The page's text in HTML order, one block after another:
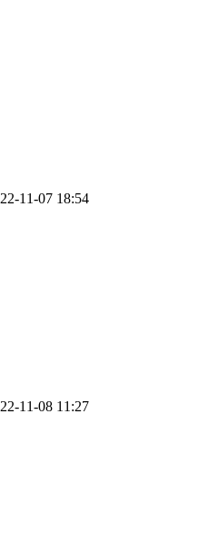
22-11-07 18:54
22-11-08 11:27